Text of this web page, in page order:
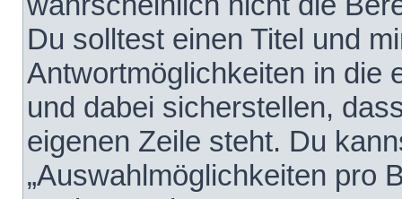
Du solltest einen Titel und
Antwortmöglichkeiten in die
und dabei sicherstellen,
eigenen Zeile steht. Du
„Auswahlmöglichkeiten pro